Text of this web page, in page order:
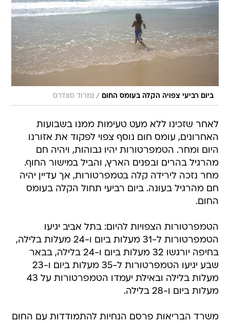
ביום רביעי צפויה הקלה בעומס החום / נמרוד סונדרס
לאחר שזכינו ללא מעט טעימות ממנו בשבועות
האחרונים, עומס חום נוסף צפוי לפקוד את אזורנו
היום ומחר. הטמפרטורות יהיו גבוהות, ויהיה חם
מהרגיל בהרים ובפנים הארץ, והביל במישור החוף.
מחר נזכה לירידה קלה בטמפרטורות, אך עדיין יהיה
חם מהרגיל בעונה. ביום רביעי תחול הקלה בעומס
החום.
הטמפרטורות הצפויות להיום: בתל אביב יגיעו
הטמפרטורות ל-31 מעלות ביום ו-24 מעלות בלילה,
בחיפה יורגשו 32 מעלות ביום ו-24 בלילה, בבאר
שבע יגיעו הטמפרטורות ל-35 מעלות ביום ו-23
מעלות בלילה ובאילת יעמדו הטמפרטורות על 43
מעלות ביום ו-28 בלילה.
משרד הבריאות פרסם הנחיות להתמודדות עם החום